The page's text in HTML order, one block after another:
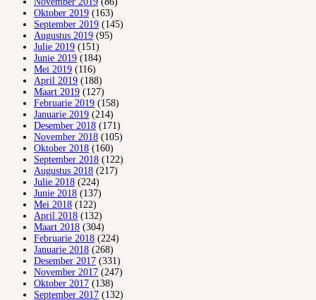
Oktober 2019 (163)
September 2019 (145)
Augustus 2019 (95)
Julie 2019 (151)
Junie 2019 (184)
Mei 2019 (116)
April 2019 (188)
Maart 2019 (127)
Februarie 2019 (158)
Januarie 2019 (214)
Desember 2018 (171)
November 2018 (105)
Oktober 2018 (160)
September 2018 (122)
Augustus 2018 (217)
Julie 2018 (224)
Junie 2018 (137)
Mei 2018 (122)
April 2018 (132)
Maart 2018 (304)
Februarie 2018 (224)
Januarie 2018 (268)
Desember 2017 (331)
November 2017 (247)
Oktober 2017 (138)
September 2017 (132)